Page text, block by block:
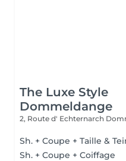
The Luxe Style
Dommeldange
2, Route d' Echternarch
Sh. + Coupe + Taille &
Sh. + Coupe + Coiffage